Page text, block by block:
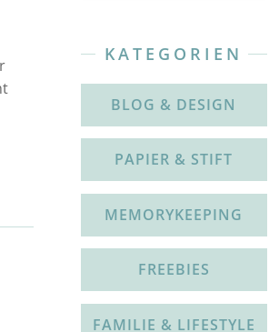
KATEGORIEN
BLOG & DESIGN
PAPIER & STIFT
MEMORYKEEPING
FREEBIES
FAMILIE & LIFESTYLE